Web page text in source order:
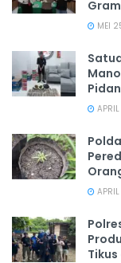
Gram
MEI